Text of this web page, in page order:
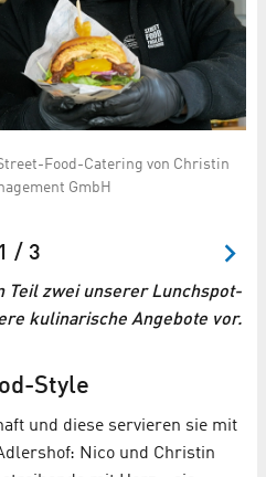
Food-Catering von Christin
GmbH
1 / 3
Teil zwei unserer Lunchspot-
kulinarische Angebote vor.
Style
und diese servieren sie mit
Nico und Christin